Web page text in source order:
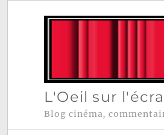
L'Oeil sur
Blog cinéma,